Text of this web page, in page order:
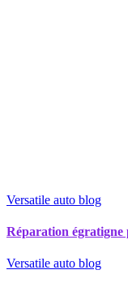
Versatile auto blog
Réparation égratigne
Versatile auto blog